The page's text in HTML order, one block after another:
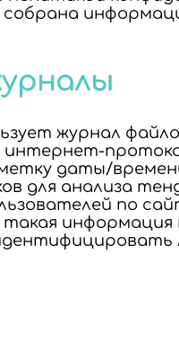
журнал
даты/
для анализа
по
информация